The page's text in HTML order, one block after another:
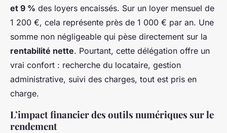
et 9 % des loyers encaissés. Sur un loyer mensuel de
1 200 €, cela représente près de 1 000 € par an. Une
somme non négligeable qui pèse directement sur la
rentabilité nette. Pourtant, cette délégation offre un
vrai confort : recherche du locataire, gestion
administrative, suivi des charges, tout est pris en
charge.
L’impact financier des outils numériques sur le
rendement